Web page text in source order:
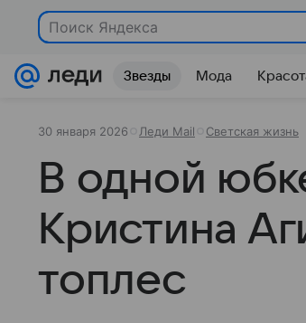
Поиск Яндекса
Звезды Мода
30 января 2026 Леди Mail Светская жизнь
В одной
Кристина
топлес